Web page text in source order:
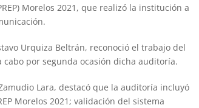
Morelos 2021, que realizó la institución a
Urquiza Beltrán, reconoció el trabajo del
por segunda ocasión dicha auditoría.
Lara, destacó que la auditoría incluyó
Morelos 2021; validación del sistema